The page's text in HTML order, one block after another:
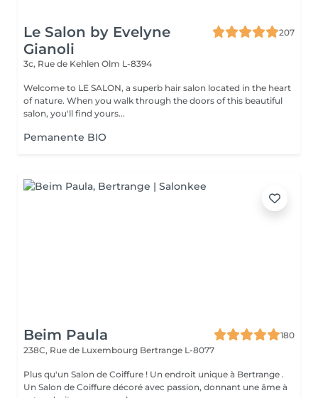
Le Salon by Evelyne
Gianoli
207
3c, Rue de Kehlen Olm L-8394
Welcome to LE SALON, a superb hair salon located in the heart
of nature. When you walk through the doors of this beautiful
salon, you'll find yours...
Pemanente BIO
Beim Paula
180
238C, Rue de Luxembourg Bertrange L-8077
Plus qu'un Salon de Coiffure ! Un endroit unique à Bertrange .
Un Salon de Coiffure décoré avec passion, donnant une âme à